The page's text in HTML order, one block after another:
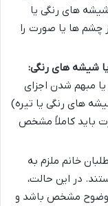
های رنگی یا
چشم ها یا صورت را
شیشه های رنگی:
مبهم شدن اجزای
های رنگی یا تیره)
باید کاملاً مشخص
خانم ملزم به
در این حالت،
وضوح مشخص باشد و